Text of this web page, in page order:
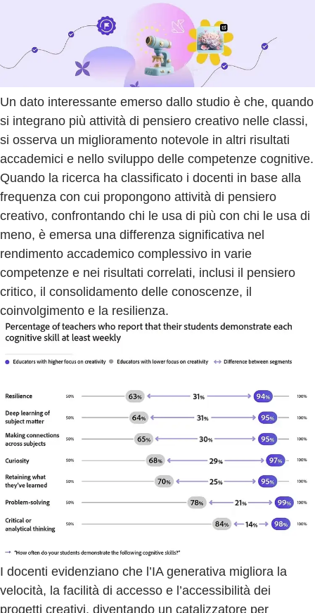
Un dato interessante emerso dallo studio è che, quando
si integrano più attività di pensiero creativo nelle classi,
si osserva un miglioramento notevole in altri risultati
accademici e nello sviluppo delle competenze cognitive.
Quando la ricerca ha classificato i docenti in base alla
frequenza con cui propongono attività di pensiero
creativo, confrontando chi le usa di più con chi le usa di
meno, è emersa una differenza significativa nel
rendimento accademico complessivo in varie
competenze e nei risultati correlati, inclusi il pensiero
critico, il consolidamento delle conoscenze, il
coinvolgimento e la resilienza.
I docenti evidenziano che l’IA generativa migliora la
velocità, la facilità di accesso e l’accessibilità dei
progetti creativi, diventando un catalizzatore per